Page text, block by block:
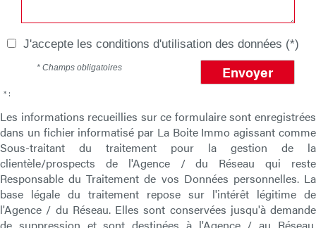
J'accepte les conditions d'utilisation des données (*)
Envoyer
* Champs obligatoires
* :
Les informations recueillies sur ce formulaire sont enregistrées
dans un fichier informatisé par La Boite Immo agissant comme
Sous-traitant du traitement pour la gestion de la
clientèle/prospects de l'Agence / du Réseau qui reste
Responsable du Traitement de vos Données personnelles. La
base légale du traitement repose sur l'intérêt légitime de
l'Agence / du Réseau. Elles sont conservées jusqu'à demande
de suppression et sont destinées à l'Agence / au Réseau.